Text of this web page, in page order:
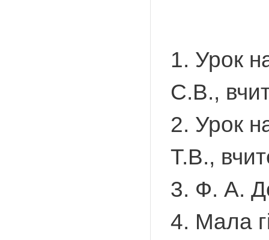
1. Урок
С.В.,
2. Урок
Т.В.,
3. Ф. А.
4. Мала